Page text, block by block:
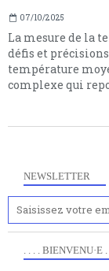
07/10/2025
La mesure de la
défis et
température
complexe qui
NEWSLETTER
. . . . BIENVENU·E .